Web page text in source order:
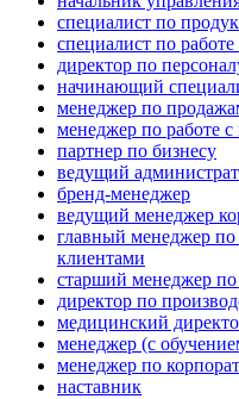
специалист по
специалист по
директор по
начинающий
менеджер по
менеджер по работе
партнер по бизнесу
ведущий
бренд-менеджер
ведущий менеджер
главный менеджер
клиентами
старший менеджер по
директор по
медицинский
менеджер (с
менеджер по
наставник